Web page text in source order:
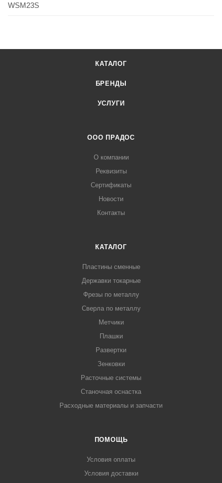
WSM23S
КАТАЛОГ
БРЕНДЫ
УСЛУГИ
ООО ПРАДОС
О компании
Реквизиты
Сертификаты
Новости
Контакты
КАТАЛОГ
Пластины сменные
Державки токарные
Фрезы по металлу
Сверла по металлу
Метчики
Плашки
Развертки
Зенковки
Расточные системы
Станочная оснастка
Расходные материалы и запчасти
ПОМОЩЬ
Условия оплаты
Условия доставки